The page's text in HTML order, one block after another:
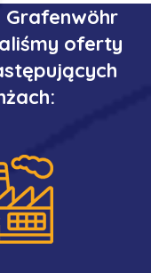
Grafenwöhr
oferty